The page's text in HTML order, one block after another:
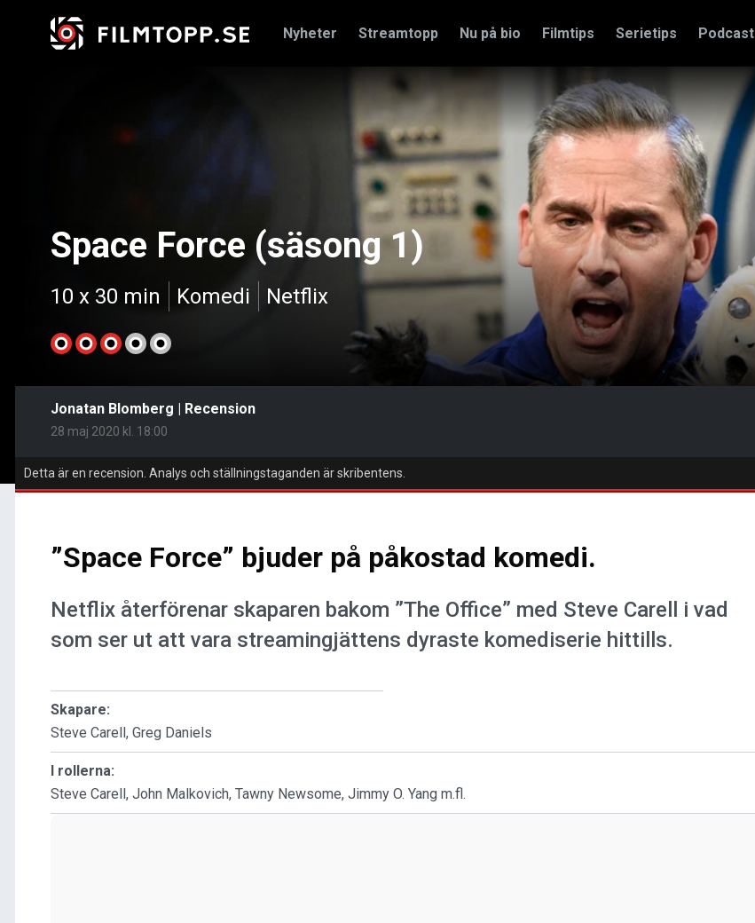
Nyheter Streamtopp Nu på bio Filmtips Serietips Podcast
Space Force (säsong 1)
10 x 30 min Komedi Netflix
Jonatan Blomberg | Recension
28 maj 2020 kl. 18:00
Detta är en recension. Analys och ställningstaganden är skribentens.
”Space Force” bjuder på påkostad komedi.
Netflix återförenar skaparen bakom ”The Office” med Steve Carell i vad
som ser ut att vara streamingjättens dyraste komediserie hittills.
Skapare:
Steve Carell, Greg Daniels
I rollerna:
Steve Carell, John Malkovich, Tawny Newsome, Jimmy O. Yang m.fl.